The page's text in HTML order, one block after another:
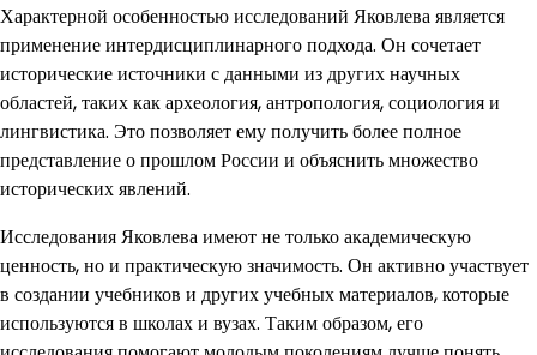
Характерной особенностью исследований Яковлева является
применение интердисциплинарного подхода. Он сочетает
исторические источники с данными из других научных
областей, таких как археология, антропология, социология и
лингвистика. Это позволяет ему получить более полное
представление о прошлом России и объяснить множество
исторических явлений.
Исследования Яковлева имеют не только академическую
ценность, но и практическую значимость. Он активно участвует
в создании учебников и других учебных материалов, которые
используются в школах и вузах. Таким образом, его